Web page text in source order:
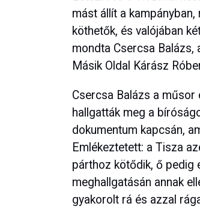
mást állít a
köthetők, és valójában
mondta Csercsa Balázs,
Másik Oldal Kárász
Csercsa Balázs a műsor
hallgatták meg a
dokumentum kapcsán,
Emlékeztetett: a Tisza
párthoz kötődik, ő pedig
meghallgatásán annak
gyakorolt rá és azzal